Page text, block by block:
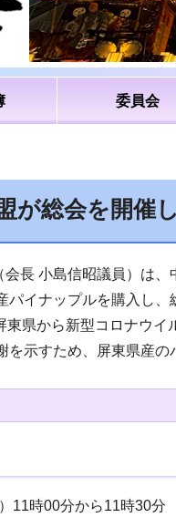
委員会
が総会を開催
長 小島信昭議員）は、
イナップルを購入し、
東県から新型コロナウ
示すため、屏東県産の
11時00分から11時30分